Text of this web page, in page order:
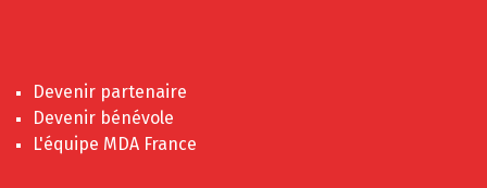
Devenir partenaire
Devenir bénévole
L'équipe MDA France